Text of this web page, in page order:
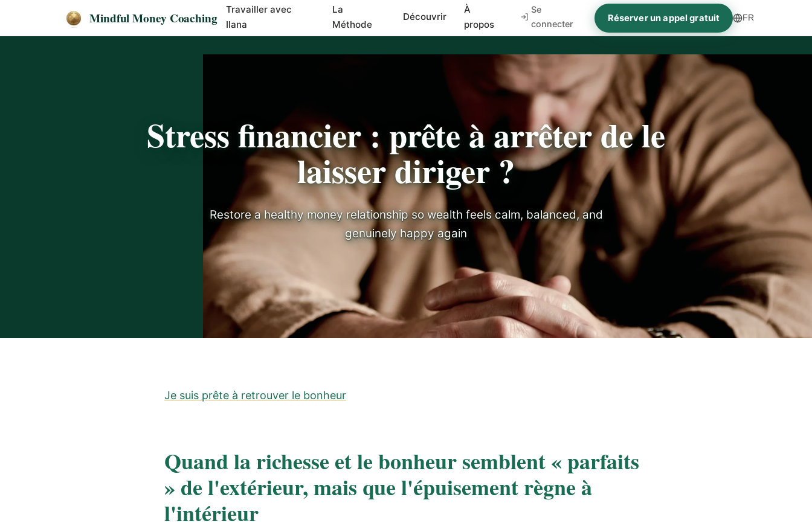
Mindful Money Coaching
Travailler avec
Ilana
La
Méthode
Découvrir
À
propos
Se
connecter
Réserver un appel gratuit FR
Stress financier : prête à arrêter de le
laisser diriger ?
Restore a healthy money relationship so wealth feels calm, balanced, and
genuinely happy again
Je suis prête à retrouver le bonheur
Quand la richesse et le bonheur semblent « parfaits
» de l'extérieur, mais que l'épuisement règne à
l'intérieur